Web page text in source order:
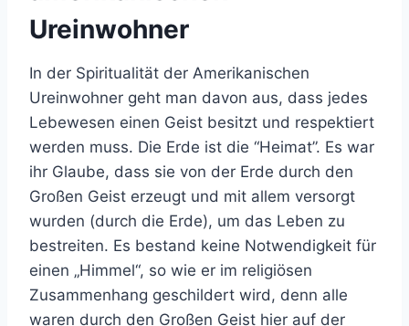
Ureinwohner
In der Spiritualität der Amerikanischen
Ureinwohner geht man davon aus, dass jedes
Lebewesen einen Geist besitzt und respektiert
werden muss. Die Erde ist die “Heimat”. Es war
ihr Glaube, dass sie von der Erde durch den
Großen Geist erzeugt und mit allem versorgt
wurden (durch die Erde), um das Leben zu
bestreiten. Es bestand keine Notwendigkeit für
einen „Himmel“, so wie er im religiösen
Zusammenhang geschildert wird, denn alle
waren durch den Großen Geist hier auf der